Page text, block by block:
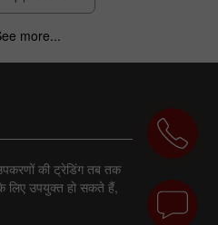
more...
की ट्रेडिंग तब तक
लिए उपयुक्त हो सकते हैं,